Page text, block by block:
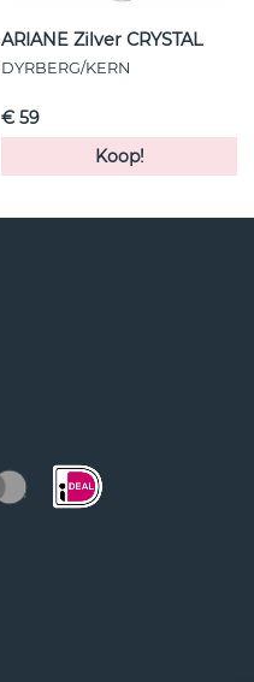
ARIANE Zilver CRYSTAL
DYRBERG/KERN
€ 59
Koop!